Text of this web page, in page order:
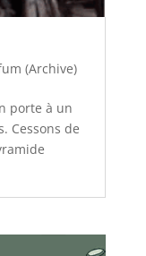
(Archive)
porte à un
Cessons de